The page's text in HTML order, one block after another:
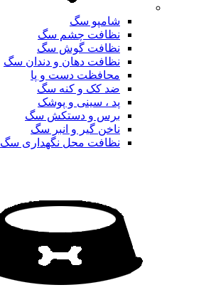
شامپو سگ
نظافت چشم سگ
نظافت گوش سگ
نظافت دهان و دندان سگ
محافظت دست و پا
ضد کک و کنه سگ
پد ، سینی و پوشک
برس و دستکش سگ
ناخن گیر و انبر سگ
نظافت محل نگهداری سگ